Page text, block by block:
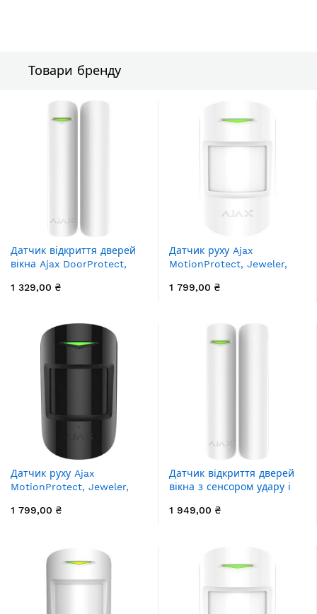
Товари бренду
Датчик відкриття дверей
вікна Ajax DoorProtect,
білий (7063.03.WH1)
1 329,00 ₴
Датчик руху Ajax
MotionProtect, Jeweler,
(5328.09.WH1)
1 799,00 ₴
Датчик руху Ajax
MotionProtect, Jeweler,
(5314.09.BL1)
1 799,00 ₴
Датчик відкриття дверей
вікна з сенсором удару і
Plus, Jeweler, бездротовий,
1 949,00 ₴